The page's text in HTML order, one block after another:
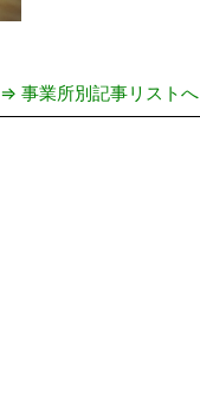
⇒ 事業所別記事リストへ